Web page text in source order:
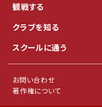
観戦する
クラブを知る
スクールに通う
お問い合わせ
著作権について